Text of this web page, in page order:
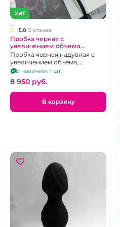
ХИТ
5.0 3 отзыва
Пробка черная с
увеличением объема
автоматическая "Yunman"
Пробка черная надувная с
увеличением объема,
автоматическая
В наличии: 1 шт.
8 950 pуб.
В корзину